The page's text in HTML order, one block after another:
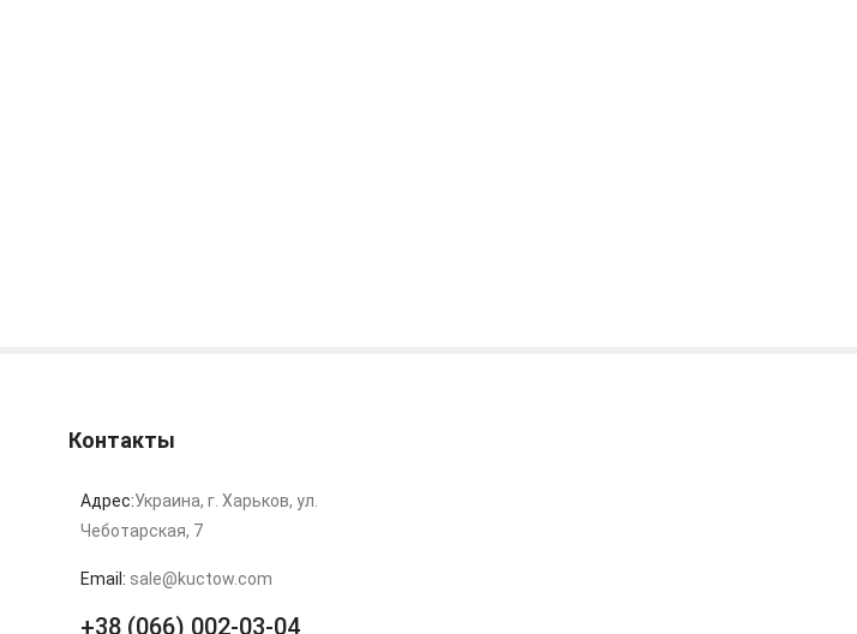
Контакты
Адрес:Украина, г. Харьков, ул.
Чеботарская, 7
Email: sale@kuctow.com
+38 (066) 002-03-04